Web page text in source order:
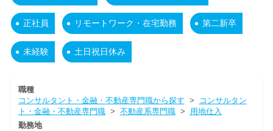
正社員 リモートワーク・在宅勤務 第二新卒
未経験 土日祝日休み
職種
コンサルタント・金融・不動産専門職から探す >
コンサルタン
ト・金融・不動産専門職> 不動産系専門職> 用地仕入
勤務地